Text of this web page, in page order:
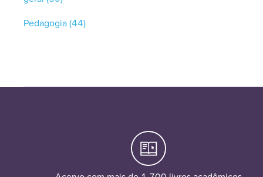
Pedagogia(44)